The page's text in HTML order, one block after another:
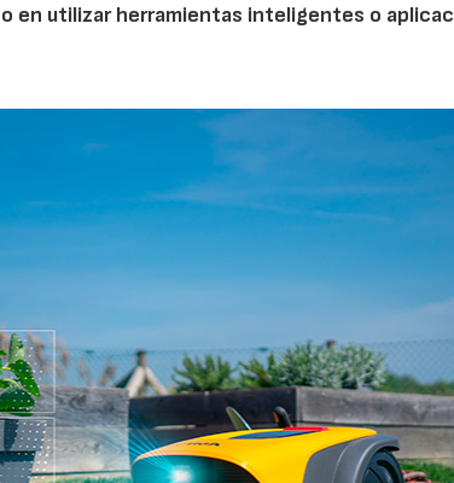
en utilizar herramientas inteligentes o
22/07/2026